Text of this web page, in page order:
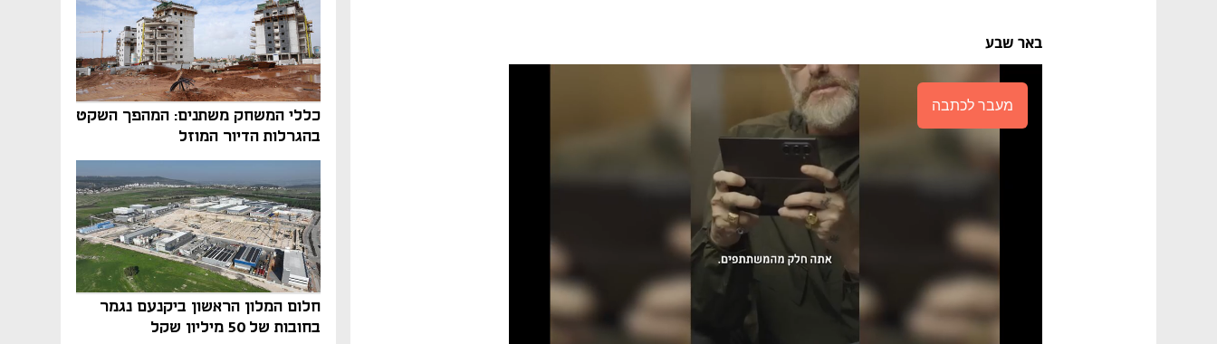
כללי המשחק משתנים: המהפך השקט
בהגרלות הדיור המוזל
חלום המלון הראשון ביקנעם נגמר
בחובות של 50 מיליון שקל
באר שבע
מעבר לכתבה